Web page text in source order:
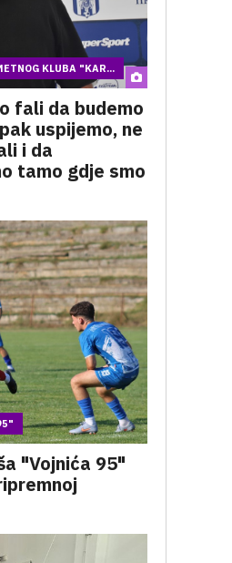
KLUBA "KAR...
fali da budemo
uspijemo, ne
i da
tamo gdje smo
"Vojnića 95"